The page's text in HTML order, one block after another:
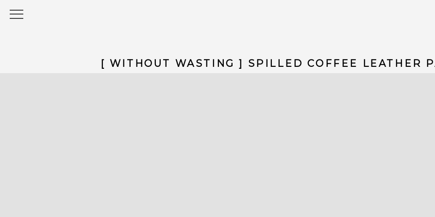
[ WITHOUT WASTING ] SPILLED COFFEE LEATHER